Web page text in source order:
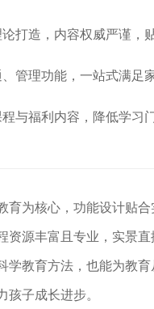
打造，内容权威严谨，
管理功能，一站式满足
与福利内容，降低学习
育为核心，功能设计贴
资源丰富且专业，实景
学教育方法，也能为教
孩子成长进步。